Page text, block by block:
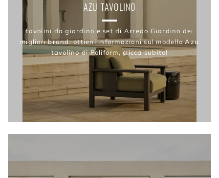
AZU TAVOLINO
tavolini da giardino e set di Arredo Giardino dei
migliori brand: ottieni informazioni sul modello Azu
tavolino di Poliform, clicca subito!